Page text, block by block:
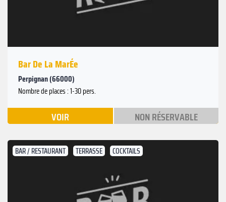
Bar De La MarÉe
Perpignan (66000)
Nombre de places : 1-30 pers.
VOIR NON RÉSERVABLE
BAR / RESTAURANT TERRASSE COCKTAILS